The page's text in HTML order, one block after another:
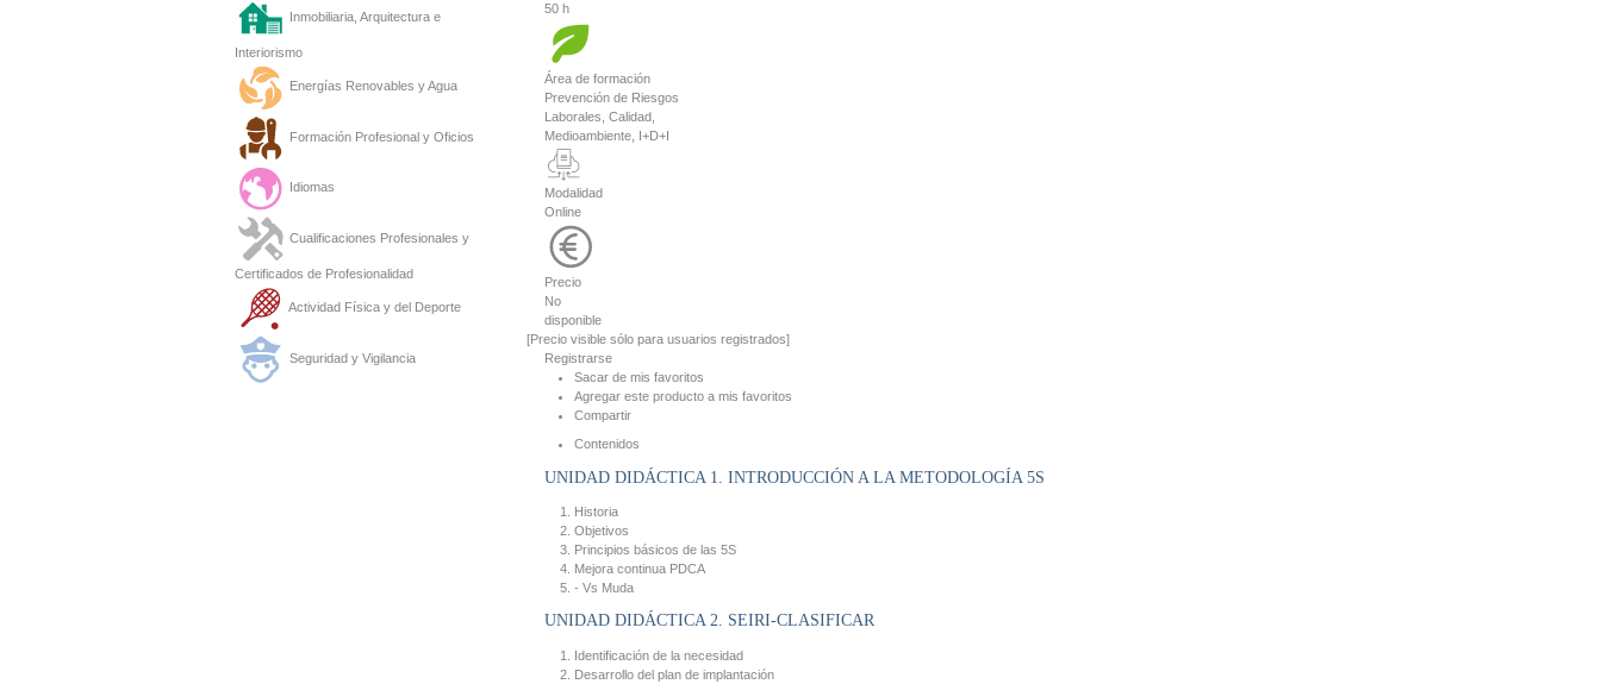
Inmobiliaria, Arquitectura e
Interiorismo
Energías Renovables y Agua
Formación Profesional y Oficios
Idiomas
Cualificaciones Profesionales y
Certificados de Profesionalidad
Actividad Física y del Deporte
Seguridad y Vigilancia
50 h
Área de formación
Prevención de Riesgos
Laborales, Calidad,
Medioambiente, I+D+I
Modalidad
Online
Precio
No
disponible
[Precio visible sólo para usuarios registrados]
Registrarse
Sacar de mis favoritos
Agregar este producto a mis favoritos
Compartir
Contenidos
UNIDAD DIDÁCTICA 1. INTRODUCCIÓN A LA METODOLOGÍA 5S
Historia
Objetivos
Principios básicos de las 5S
Mejora continua PDCA
- Vs Muda
UNIDAD DIDÁCTICA 2. SEIRI-CLASIFICAR
Identificación de la necesidad
Desarrollo del plan de implantación